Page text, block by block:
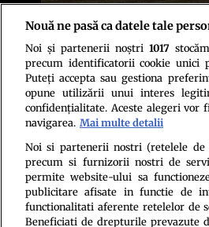
Sursa foto: Profimedia
Nouă ne pasă ca datele tale
Noi și partenerii noștri 1017
precum identificatorii cookie unici
Puteți accepta sau gestiona
opune utilizării unui interes
confidențialitate. Aceste alegeri
navigarea. Mai multe detalii
Noi si partenerii nostri (retelele de
precum si furnizorii nostri de
permite website-ului sa
publicitare afisate in functie de
functionalitati aferente retelelor de
Beneficiati de drepturile prevazute